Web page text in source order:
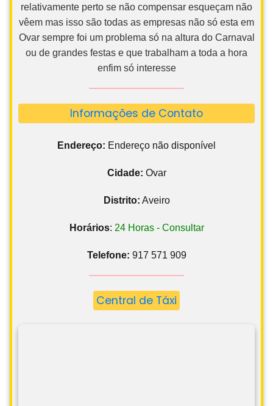
relativamente perto se não compensar esqueçam não
vêem mas isso são todas as empresas não só esta em
Ovar sempre foi um problema só na altura do Carnaval
ou de grandes festas e que trabalham a toda a hora
enfim só interesse
Informações de Contato
Endereço: Endereço não disponível
Cidade: Ovar
Distrito: Aveiro
Horários: 24 Horas - Consultar
Telefone: 917 571 909
Central de Táxi